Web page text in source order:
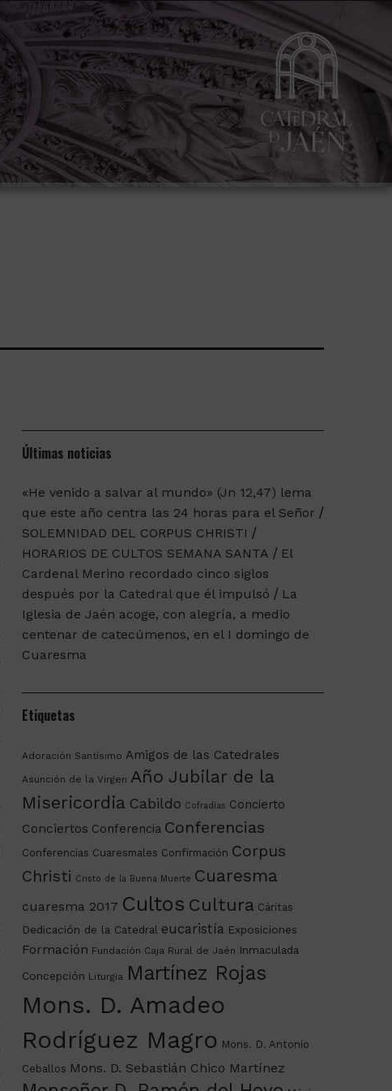
Últimas noticias
«He venido a salvar al mundo» (Jn 12,47) lema
que este año centra las 24 horas para el Señor
SOLEMNIDAD DEL CORPUS CHRISTI
HORARIOS DE CULTOS SEMANA SANTA
El
Cardenal Merino recordado cinco siglos
después por la Catedral que él impulsó
La
Iglesia de Jaén acoge, con alegría, a medio
centenar de catecúmenos, en el I domingo de
Cuaresma
Etiquetas
Adoración Santísimo Amigos de las Catedrales
Asunción de la Virgen Año Jubilar de la
Misericordia Cabildo Cofradías Concierto
Conciertos Conferencia Conferencias
Conferencias Cuaresmales Confirmación Corpus
Christi Cristo de la Buena Muerte Cuaresma
cuaresma 2017 Cultos Cultura Cáritas
Dedicación de la Catedral eucaristía Exposiciones
Formación Fundación Caja Rural de Jaén Inmaculada
Concepción Liturgia Martínez Rojas
Mons. D. Amadeo
Rodríguez Magro Mons. D. Antonio
Ceballos Mons. D. Sebastián Chico Martínez